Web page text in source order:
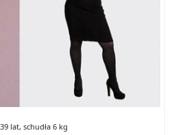
lat, schudła 6 kg